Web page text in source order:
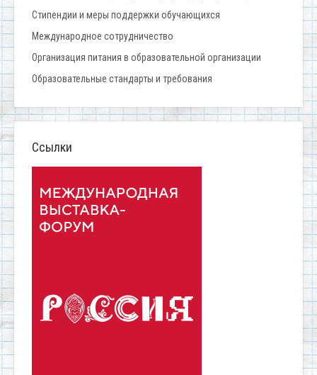
Стипендии и меры поддержки обучающихся
Международное сотрудничество
Организация питания в образовательной организации
Образовательные стандарты и требования
Ссылки